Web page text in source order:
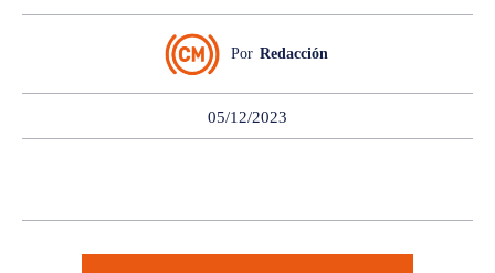
Por Redacción
05/12/2023